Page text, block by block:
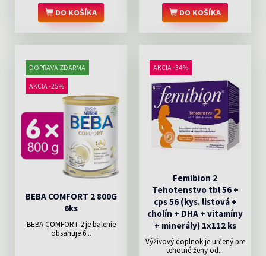
DO KOŠÍKA DO KOŠÍKA
DOPRAVA ZDARMA
AKCIA -25%
BEBA COMFORT 2 800G
6ks
BEBA COMFORT 2 je balenie
obsahuje 6...
AKCIA -34%
Femibion 2
Tehotenstvo tbl 56 +
cps 56 (kys. listová +
cholín + DHA + vitamíny
+ minerály) 1x112 ks
Výživový doplnok je určený pre
tehotné ženy od...